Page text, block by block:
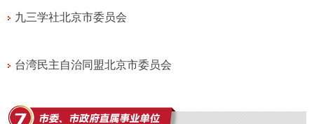
九三学社北京市委员会
台湾民主自治同盟北京市委员会